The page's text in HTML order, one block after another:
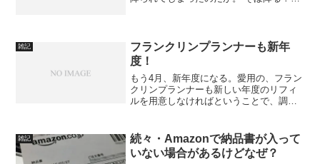
雑記
フランクリンプランナーも新年
度！
もう4月、新年度になる。愛用の、フラン
クリンプランナーも新しい年度のリフィ
ルを用意しなければということで、調達
もの。今年はどうするかということでし
ばらく考えていたが、...
雑記
続々・Amazonで納品書が入って
いない場合があるけどなぜ？